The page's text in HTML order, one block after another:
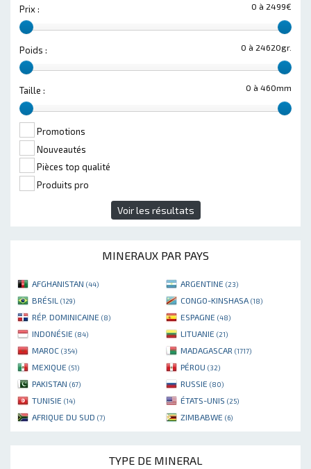
0 à 2499€
Prix :
0 à 24620gr.
Poids :
0 à 460mm
Taille :
Promotions
Nouveautés
Pièces top qualité
Produits pro
Voir les résultats
MINERAUX PAR PAYS
AFGHANISTAN (44) ARGENTINE (23)
BRÉSIL (129) CONGO-KINSHASA (18)
RÉP. DOMINICAINE (8) ESPAGNE (48)
INDONÉSIE (84) LITUANIE (21)
MAROC (354) MADAGASCAR (1717)
MEXIQUE (51) PÉROU (32)
PAKISTAN (67) RUSSIE (80)
TUNISIE (14) ÉTATS-UNIS (25)
AFRIQUE DU SUD (7) ZIMBABWE (6)
TYPE DE MINERAL